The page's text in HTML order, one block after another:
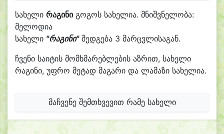
სახელი რაგინიგოგოს სახელია. მნიშვნელობა:
მელოდია
სახელი "რაგინი"შედგება 3 მარცვლისაგან.
ჩვენი საიტის მომხმარებლების აზრით, სახელი
რაგინი, უფრო მეტად მაგარი და ლამაზი სახელია.
მაჩვენე შემთხვევით რამე სახელი